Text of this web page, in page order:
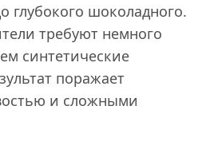
глубокого шоколадного.
требуют немного
синтетические
поражает
и сложными